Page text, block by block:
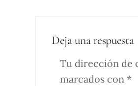
Deja una respuesta
Tu dirección de
marcados con *